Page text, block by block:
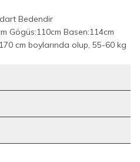
Bedendir
Gögüs:110cm Basen:114cm
cm boylarında olup, 55-60 kg